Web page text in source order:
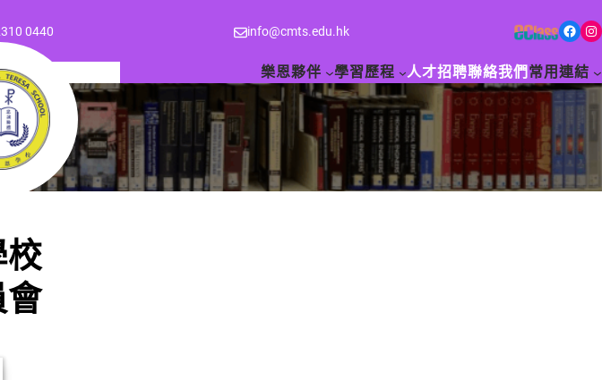
0440 info@cmts.edu.hk Facebook Instagram
樂恩夥伴 學習歷程 人才招聘聯絡我們 常用連結
校
會